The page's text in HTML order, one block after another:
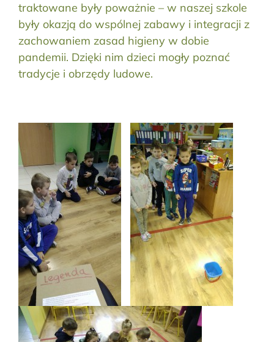
traktowane były poważnie – w naszej szkole
były okazją do wspólnej zabawy i integracji z
zachowaniem zasad higieny w dobie
pandemii. Dzięki nim dzieci mogły poznać
tradycje i obrzędy ludowe.